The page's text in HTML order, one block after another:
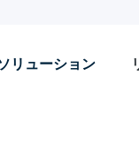
リューション